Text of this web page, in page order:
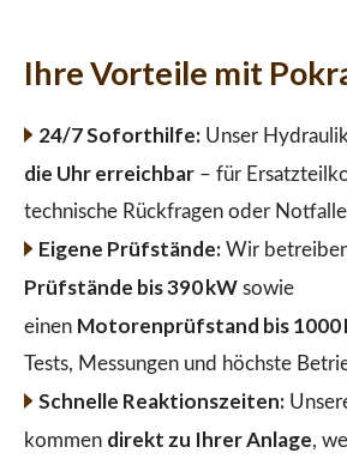
Ihre Vorteile mit
24/7 Soforthilfe:Unser
die Uhr erreichbar – für
technische Rückfragen oder
Eigene Prüfstände:Wir
Prüfstände bis 390 kW sowie
einen Motorenprüfstand bis 1000
Tests, Messungen und höchste
Schnelle Reaktionszeiten:
kommen direkt zu Ihrer Anlage,